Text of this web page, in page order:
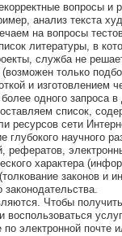
вопросы и
анализ текста
на вопросы
литературы, в
служба не
только
и изготовлением
одного запроса в
список,
ресурсов сети
научного
рефератов,
характера
законов
Чтобы
воспользоваться
электронной почте